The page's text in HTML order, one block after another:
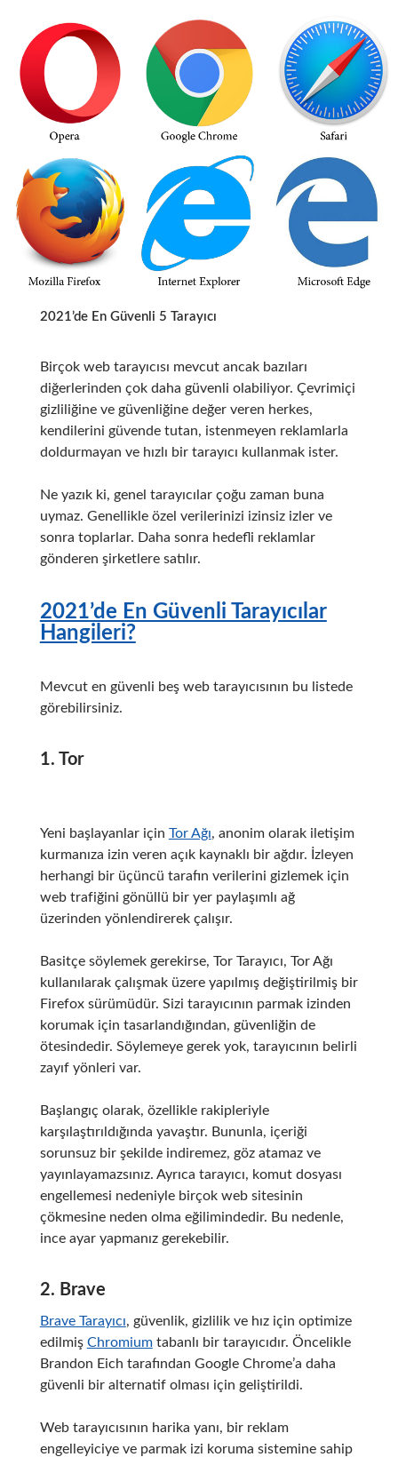
2021’de En Güvenli 5 Tarayıcı
Birçok web tarayıcısı mevcut ancakbazıları
diğerlerinden çok daha güvenli olabiliyor. Çevrimiçi
gizliliğine ve güvenliğine değer veren herkes,
kendilerini güvende tutan, istenmeyen reklamlarla
doldurmayan ve hızlı bir tarayıcı kullanmak ister.
Ne yazık ki, genel tarayıcılar çoğu zaman buna
uymaz. Genellikle özel verilerinizi izinsiz izler ve
sonra toplarlar. Daha sonra hedefli reklamlar
gönderen şirketlere satılır.
2021’de En Güvenli Tarayıcılar
Hangileri?
Mevcut en güvenli beş web tarayıcısının bu listede
görebilirsiniz.
1. Tor
Yeni başlayanlar için Tor Ağı, anonim olarak iletişim
kurmanıza izin veren açık kaynaklı bir ağdır. İzleyen
herhangi bir üçüncü tarafın verilerini gizlemek için
web trafiğini gönüllü bir yer paylaşımlı ağ
üzerinden yönlendirerek çalışır.
Basitçe söylemek gerekirse, Tor Tarayıcı, Tor Ağı
kullanılarak çalışmak üzere yapılmış değiştirilmiş bir
Firefox sürümüdür. Sizi tarayıcının parmak izinden
korumak için tasarlandığından, güvenliğin de
ötesindedir. Söylemeye gerek yok, tarayıcının belirli
zayıf yönleri var.
Başlangıç olarak, özellikle rakipleriyle
karşılaştırıldığında yavaştır. Bununla, içeriği
sorunsuz bir şekilde indiremez, göz atamaz ve
yayınlayamazsınız. Ayrıca tarayıcı, komut dosyası
engellemesi nedeniyle birçok web sitesinin
çökmesine neden olma eğilimindedir. Bu nedenle,
ince ayar yapmanız gerekebilir.
2. Brave
Brave Tarayıcı, güvenlik, gizlilik ve hız için optimize
edilmiş Chromiumtabanlı bir tarayıcıdır. Öncelikle
Brandon Eich tarafından Google Chrome’a daha
güvenli bir alternatif olması için geliştirildi.
Web tarayıcısının harika yanı, bir reklam
engelleyiciye ve parmak izi koruma sistemine sahip